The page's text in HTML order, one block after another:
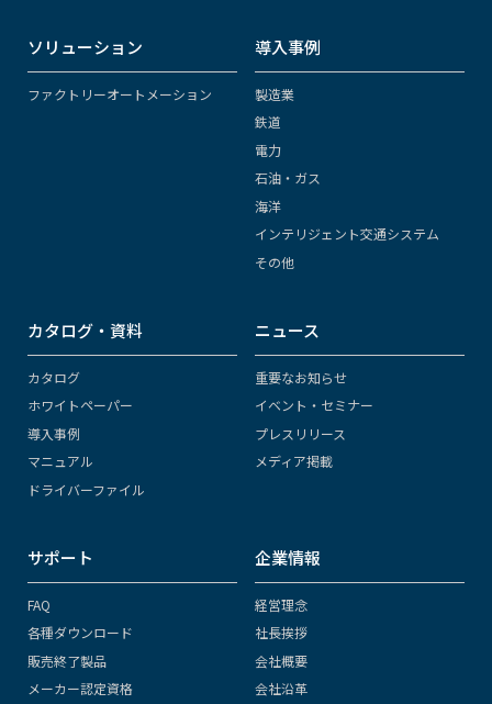
ソリューション
ファクトリーオートメーション
導入事例
製造業
鉄道
電力
石油・ガス
海洋
インテリジェント交通システム
その他
カタログ・資料
カタログ
ホワイトペーパー
導入事例
マニュアル
ドライバーファイル
ニュース
重要なお知らせ
イベント・セミナー
プレスリリース
メディア掲載
サポート
FAQ
各種ダウンロード
販売終了製品
メーカー認定資格
企業情報
経営理念
社長挨拶
会社概要
会社沿革